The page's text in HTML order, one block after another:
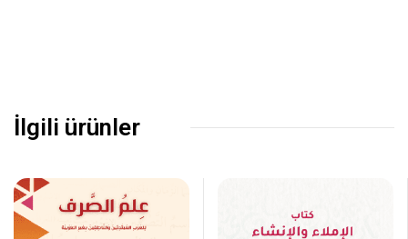
İlgili ürünler